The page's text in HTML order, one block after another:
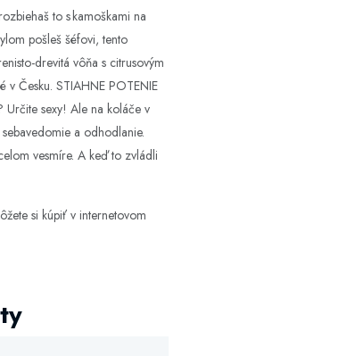
to s kamoškami na
pošleš šéfovi, tento
drevitá vôňa s citrusovým
Česku. STIAHNE POTENIE
Určite sexy! Ale na koláče v
a odhodlanie.
vesmíre. A keď to zvládli
si kúpiť v internetovom